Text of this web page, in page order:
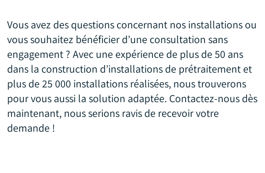
Vous avez des questions concernant nos installations ou
vous souhaitez bénéficier d’une consultation sans
engagement ? Avec une expérience de plus de 50 ans
dans la construction d’installations de prétraitement et
plus de 25 000 installations réalisées, nous trouverons
pour vous aussi la solution adaptée. Contactez-nous dès
maintenant, nous serions ravis de recevoir votre
demande !